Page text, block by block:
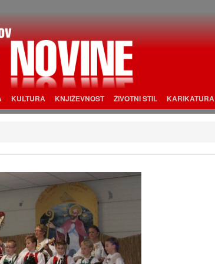
KULTURA KNJIŽEVNOST ŽIVOTNI STIL KARIKATURA